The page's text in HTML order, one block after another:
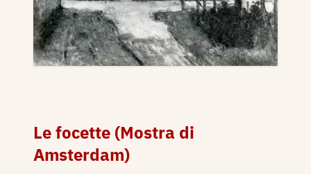
Le focette (Mostra di
Amsterdam)